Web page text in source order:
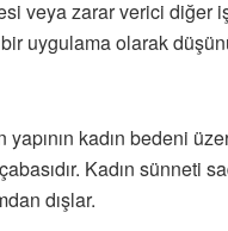
veya zarar verici diğer
uygulama olarak
kadın bedeni
Kadın sünneti
dışlar.